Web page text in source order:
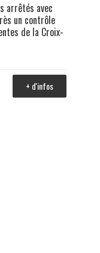
arrêtés avec
un contrôle
de la Croix-
+ d'infos